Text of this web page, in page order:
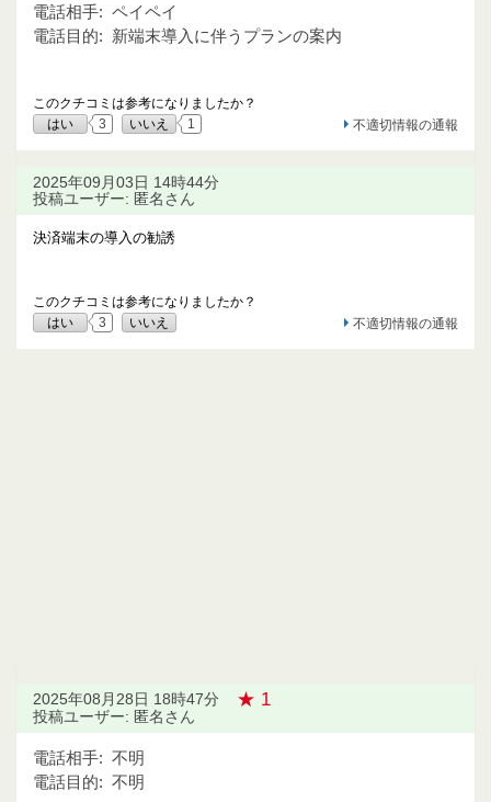
電話相手: ペイペイ
電話目的: 新端末導入に伴うプランの案内
このクチコミは参考になりましたか？
はい
3 いいえ 1 不適切情報の通報
2025年09月03日 14時44分
投稿ユーザー: 匿名さん
決済端末の導入の勧誘
このクチコミは参考になりましたか？
はい
3 いいえ 不適切情報の通報
2025年08月28日 18時47分 ★ 1
投稿ユーザー: 匿名さん
電話相手: 不明
電話目的: 不明